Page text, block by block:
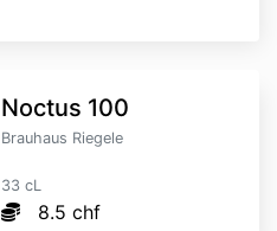
Noctus 100
Brauhaus Riegele
33 cL
8.5 chf